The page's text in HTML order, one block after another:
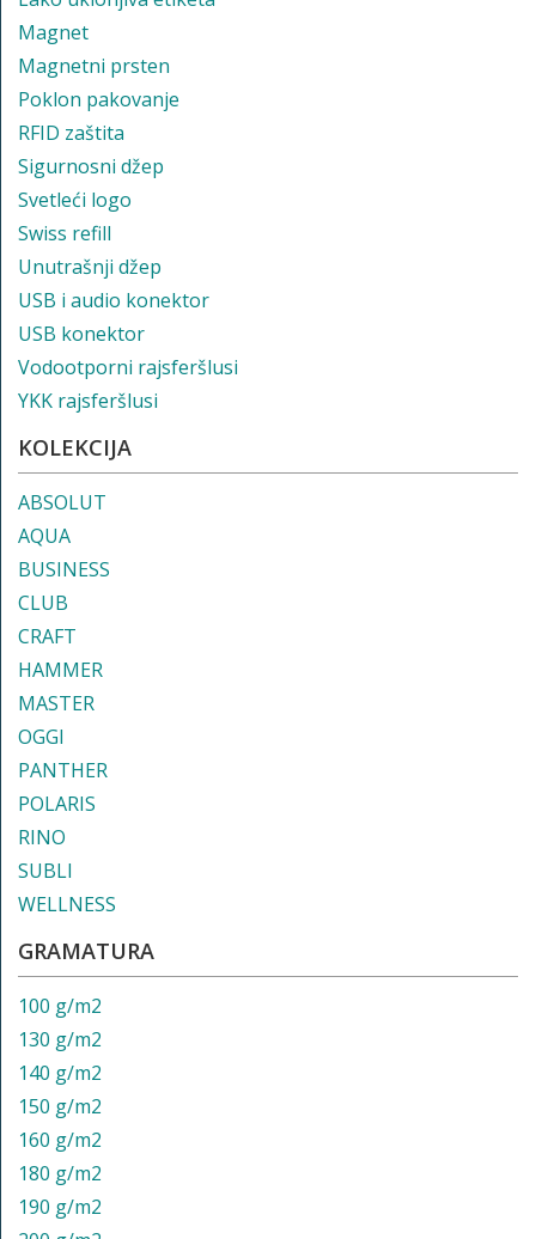
Magnet
Magnetni prsten
Poklon pakovanje
RFID zaštita
Sigurnosni džep
Svetleći logo
Swiss refill
Unutrašnji džep
USB i audio konektor
USB konektor
Vodootporni rajsferšlusi
YKK rajsferšlusi
KOLEKCIJA
ABSOLUT
AQUA
BUSINESS
CLUB
CRAFT
HAMMER
MASTER
OGGI
PANTHER
POLARIS
RINO
SUBLI
WELLNESS
GRAMATURA
100 g/m2
130 g/m2
140 g/m2
150 g/m2
160 g/m2
180 g/m2
190 g/m2